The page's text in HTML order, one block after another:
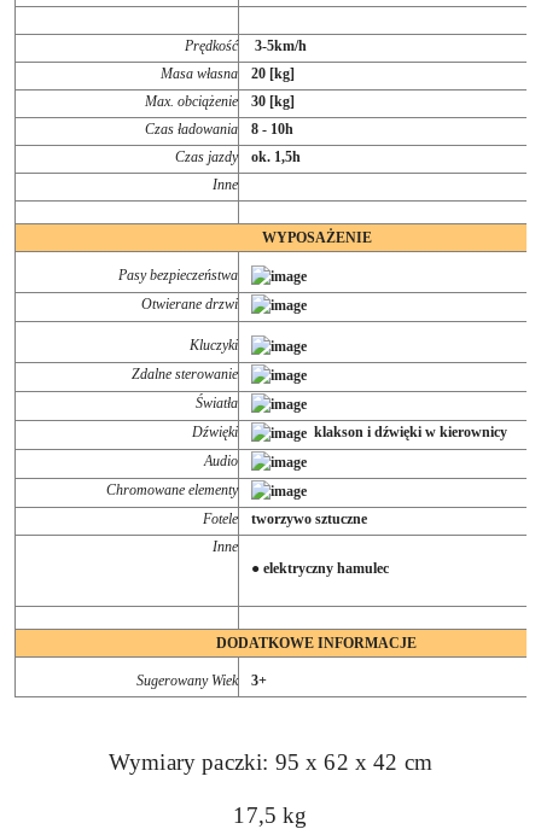
Prędkość
3-5km/h
Masa własna
20 [kg]
Max. obciążenie
30 [kg]
Czas ładowania
8 - 10h
Czas jazdy
ok. 1,5h
Inne
WYPOSAŻENIE
Pasy bezpieczeństwa
Otwierane drzwi
Kluczyki
Zdalne sterowanie
Światła
Dźwięki
klakson i dźwięki w kierownicy
Audio
Chromowane elementy
Fotele
tworzywo sztuczne
Inne
● elektryczny hamulec
DODATKOWE INFORMACJE
Sugerowany Wiek 3+
Wymiary paczki: 95 x 62 x 42 cm
17,5 kg